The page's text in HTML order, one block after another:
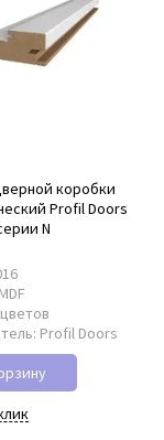
коробки
Profil Doors
N
MDF
Profil Doors